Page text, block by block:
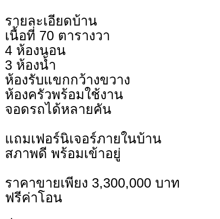
รายละเอียดบ้าน
เนื้อที่ 70 ตารางวา
4 ห้องนอน
3 ห้องน้ำ
ห้องรับแขกกว้างขวาง
ห้องครัวพร้อมใช้งาน
จอดรถได้หลายคัน
แถมเฟอร์นิเจอร์ภายในบ้าน
สภาพดี พร้อมเข้าอยู่
ราคาขายเพียง 3,300,000 บาท
ฟรีค่าโอน